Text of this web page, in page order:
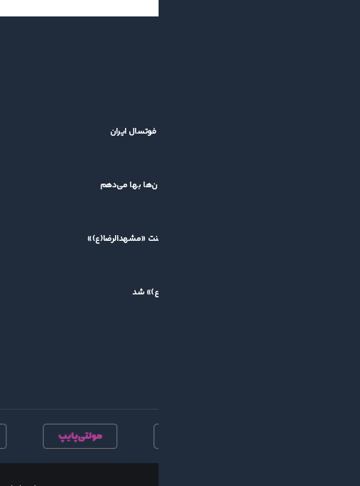
بازگشت جام باشگاه‌های فوتسال آسیا؛ خبر خوش برای فوتسال ایران
کشاورز: قرعه سخت برایم اهمیتی ندارد/ بمب نه، به جوان‌ها بها می‌دهم
پیام تقدیر مدیرعامل گیتی‌پسند از برگزارکنندگان تورنمنت «مشهدالرضا(ع)»
مسعود یوسف، بهترین بازیکن تورنمنت «مشهدالرضا(ع)» شد